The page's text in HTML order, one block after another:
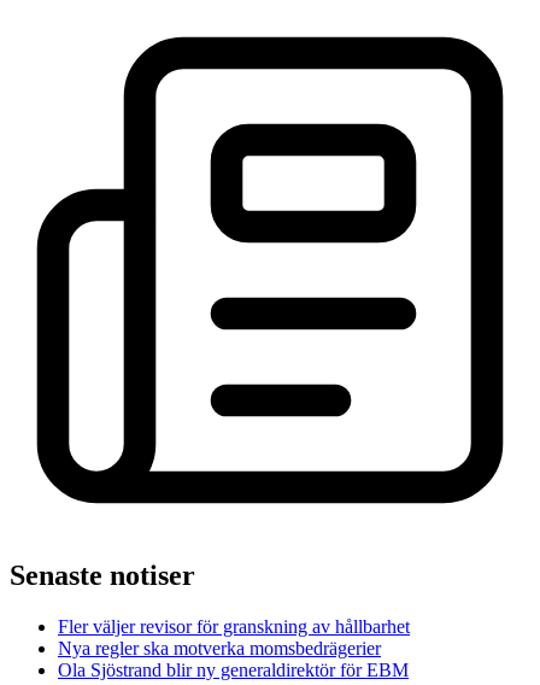
Senaste notiser
Fler väljer revisor för granskning av hållbarhet
Nya regler ska motverka momsbedrägerier
Ola Sjöstrand blir ny generaldirektör för EBM